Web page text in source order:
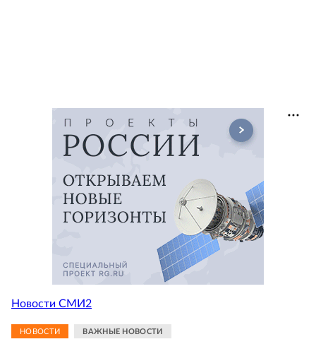
Новости СМИ2
НОВОСТИ ВАЖНЫЕ НОВОСТИ